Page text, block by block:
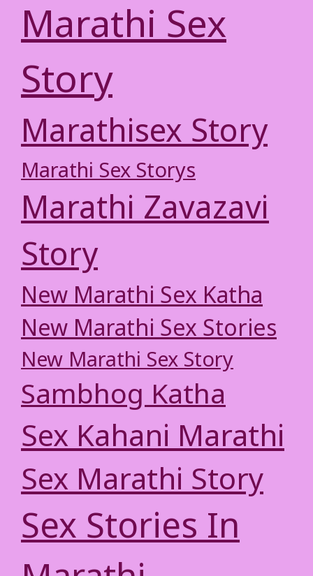
Marathi Sex
Story
Marathisex Story
Marathi Sex Storys
Marathi Zavazavi
Story
New Marathi Sex Katha
New Marathi Sex Stories
New Marathi Sex Story
Sambhog Katha
Sex Kahani Marathi
Sex Marathi Story
Sex Stories In